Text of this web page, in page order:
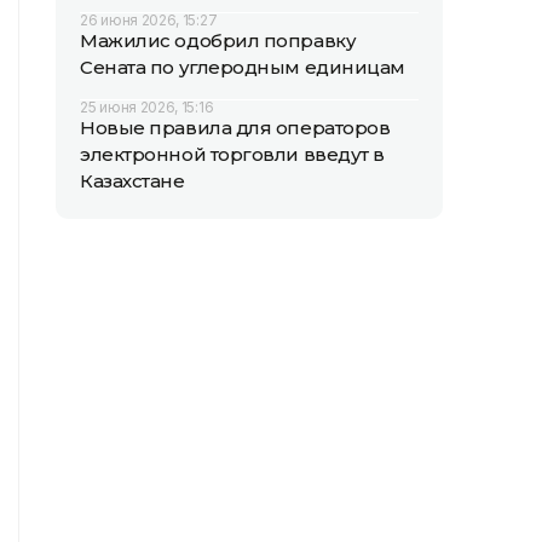
26 июня 2026, 15:27
Мажилис одобрил поправку
Сената по углеродным единицам
25 июня 2026, 15:16
Новые правила для операторов
электронной торговли введут в
Казахстане